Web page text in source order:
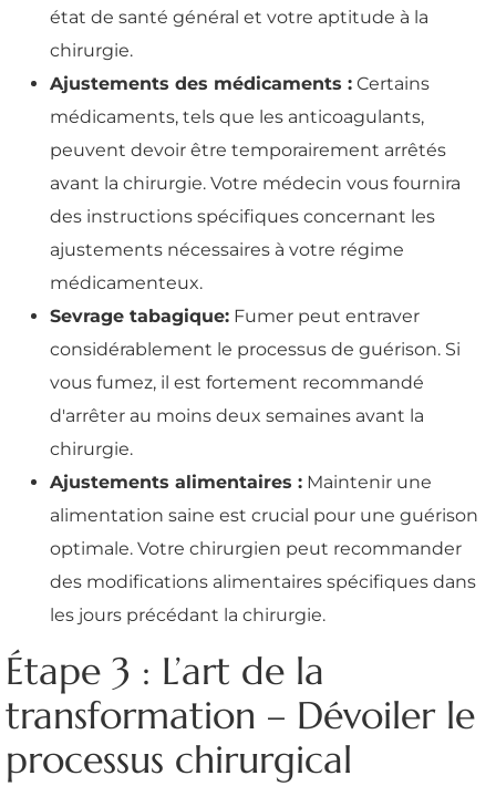
état de santé général et votre aptitude à la
chirurgie.
Ajustements des médicaments : Certains
médicaments, tels que les anticoagulants,
peuvent devoir être temporairement arrêtés
avant la chirurgie. Votre médecin vous fournira
des instructions spécifiques concernant les
ajustements nécessaires à votre régime
médicamenteux.
Sevrage tabagique: Fumer peut entraver
considérablement le processus de guérison. Si
vous fumez, il est fortement recommandé
d'arrêter au moins deux semaines avant la
chirurgie.
Ajustements alimentaires : Maintenir une
alimentation saine est crucial pour une guérison
optimale. Votre chirurgien peut recommander
des modifications alimentaires spécifiques dans
les jours précédant la chirurgie.
Étape 3 : L’art de la
transformation – Dévoiler le
processus chirurgical